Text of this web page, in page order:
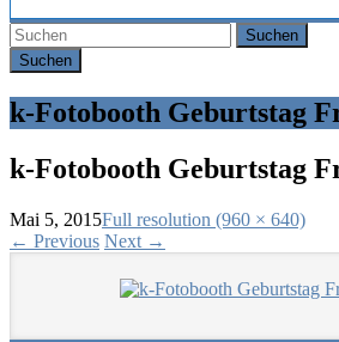
Suchen
k-Fotobooth Geburtstag
k-Fotobooth Geburtstag
Mai 5, 2015Full resolution (960 × 640)
← Previous Next →